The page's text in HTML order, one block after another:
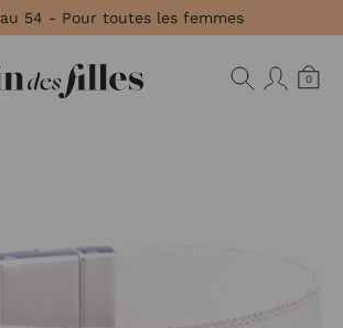
54 - Pour toutes les femmes
0
cookies